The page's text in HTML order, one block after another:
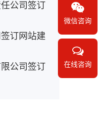
公司签订
订网站建
公司签订
微信咨询
在线咨询